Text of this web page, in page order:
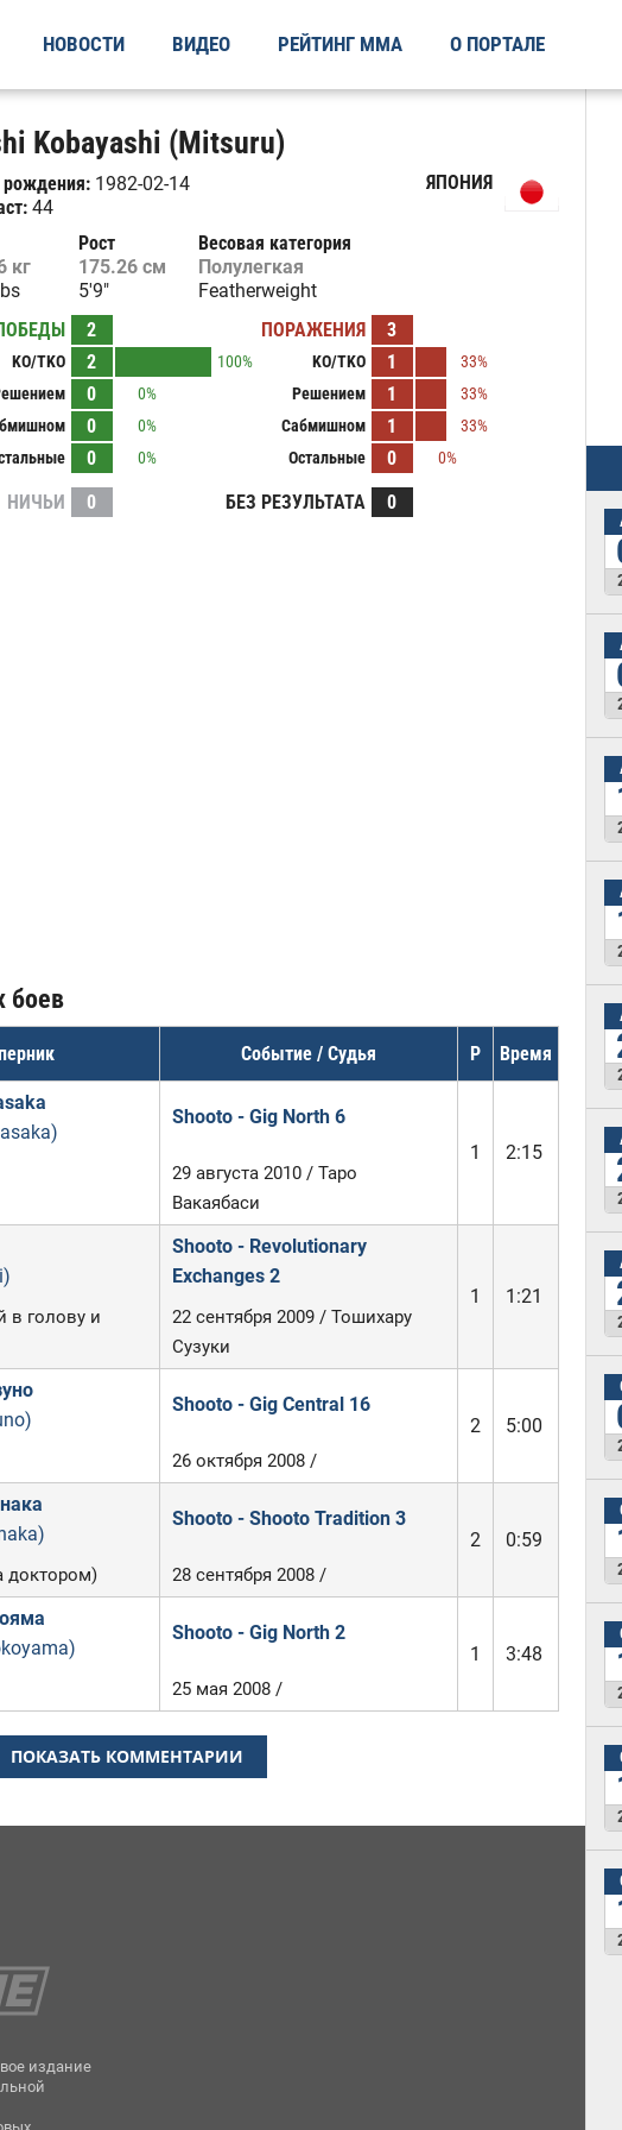
НОВОСТИ ВИДЕО РЕЙТИНГ ММА О ПОРТАЛЕ
Kobayashi (Mitsuru)
1982-02-14
44
ЯПОНИЯ
кг
Рост
175.26 см
5'9"
Весовая категория
Полулегкая
Featherweight
2
KO/TKO 2
100%
0
0%
0
0%
0 0%
ПОРАЖЕНИЯ 3
KO/TKO 1
33%
Решением
1
33%
Сабмишном
1
33%
Остальные
0 0%
НИЧЬИ 0 БЕЗ РЕЗУЛЬТАТА 0
боев
Событие / Судья Р Время
Shooto - Gig North 6
1
2:15
29 августа 2010 / Таро
Вакаябаси
Shooto - Revolutionary
Exchanges 2
1
1:21
в голову и
22 сентября 2009 / Тошихару
Сузуки
Shooto - Gig Central 16
2
5:00
26 октября 2008 /
Shooto - Shooto Tradition 3
2
0:59
доктором) 28 сентября 2008 /
Shooto - Gig North 2
1
3:48
25 мая 2008 /
ПОКАЗАТЬ КОММЕНТАРИИ
издание